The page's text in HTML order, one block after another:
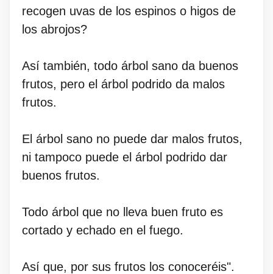
recogen uvas de los espinos o higos de
los abrojos?
Así también, todo árbol sano da buenos
frutos, pero el árbol podrido da malos
frutos.
El árbol sano no puede dar malos frutos,
ni tampoco puede el árbol podrido dar
buenos frutos.
Todo árbol que no lleva buen fruto es
cortado y echado en el fuego.
Así que, por sus frutos los conoceréis".